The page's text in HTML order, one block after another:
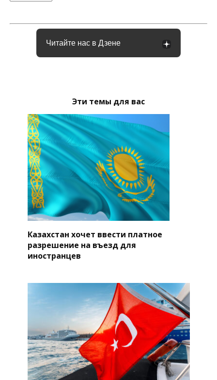
Читайте нас в Дзене
Эти темы для вас
Казахстан хочет ввести платное
разрешение на въезд для
иностранцев